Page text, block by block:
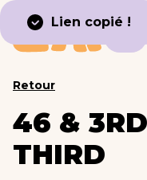
Lien copié !
Retour
46 &
THIRD